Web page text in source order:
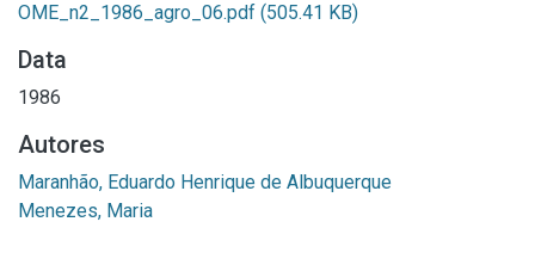
OME_n2_1986_agro_06.pdf (505.41 KB)
Data
1986
Autores
Maranhão, Eduardo Henrique de Albuquerque
Menezes, Maria